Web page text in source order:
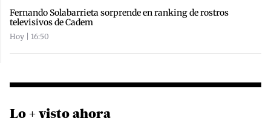
Fernando Solabarrieta sorprende en ranking de rostros
televisivos de Cadem
Hoy | 16:50
Lo + visto ahora